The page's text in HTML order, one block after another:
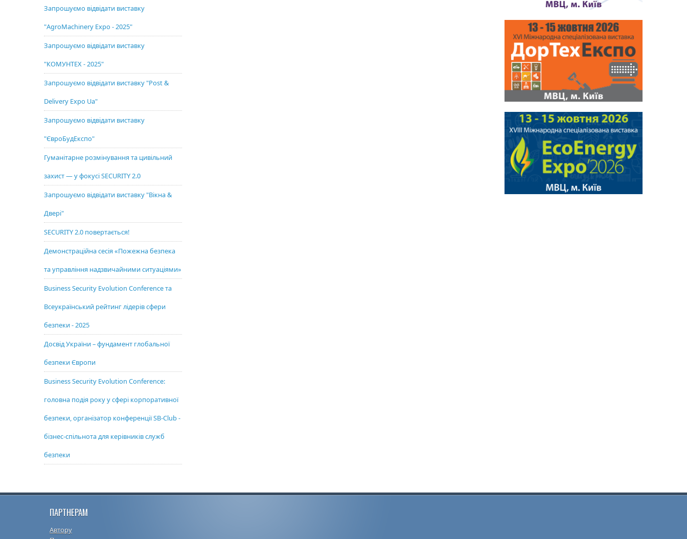
Запрошуємо відвідати виставку
"AgroMachinery Expo - 2025"
Запрошуємо відвідати виставку
"КОМУНТЕХ - 2025"
Запрошуємо відвідати виставку "Post &
Delivery Expo Ua"
Запрошуємо відвідати виставку
"ЄвроБудЕкспо"
Гуманітарне розмінування та цивільний
захист — у фокусі SECURITY 2.0
Запрошуємо відвідати виставку "Вікна &
Двері"
SECURITY 2.0 повертається!
Демонстраційна сесія «Пожежна безпека
та управління надзвичайними ситуаціями»
Business Security Evolution Conference та
Всеукраїнський рейтинг лідерів сфери
безпеки - 2025
Досвід України – фундамент глобальної
безпеки Європи
Business Security Evolution Conference:
головна подія року у сфері корпоративної
безпеки, організатор конференції SB-Club -
бізнес-спільнота для керівників служб
безпеки
ПАРТНЕРАМ
Автору